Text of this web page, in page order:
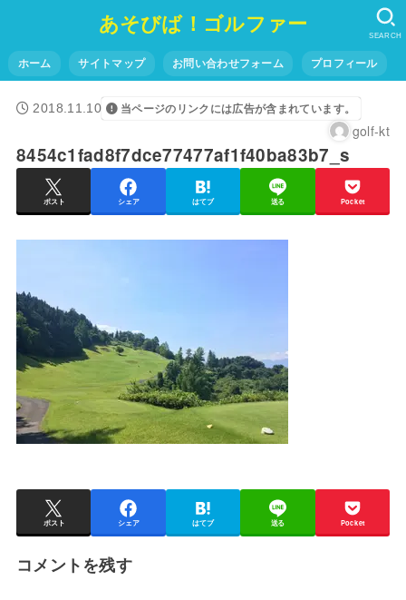
あそびば！ゴルファー
ホーム サイトマップ お問い合わせフォーム プロフィール
SEARCH
2018.11.10 当ページのリンクには広告が含まれています。
golf-kt
8454c1fad8f7dce77477af1f40ba83b7_s
ポスト シェア はてブ 送る Pocket
ポスト シェア はてブ 送る Pocket
コメントを残す